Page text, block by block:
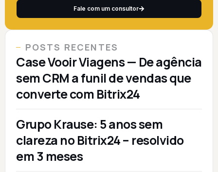
Fale com um consultor
POSTS RECENTES
Case Vooir Viagens — De agência
sem CRM a funil de vendas que
converte com Bitrix24
Grupo Krause: 5 anos sem
clareza no Bitrix24 – resolvido
em 3 meses